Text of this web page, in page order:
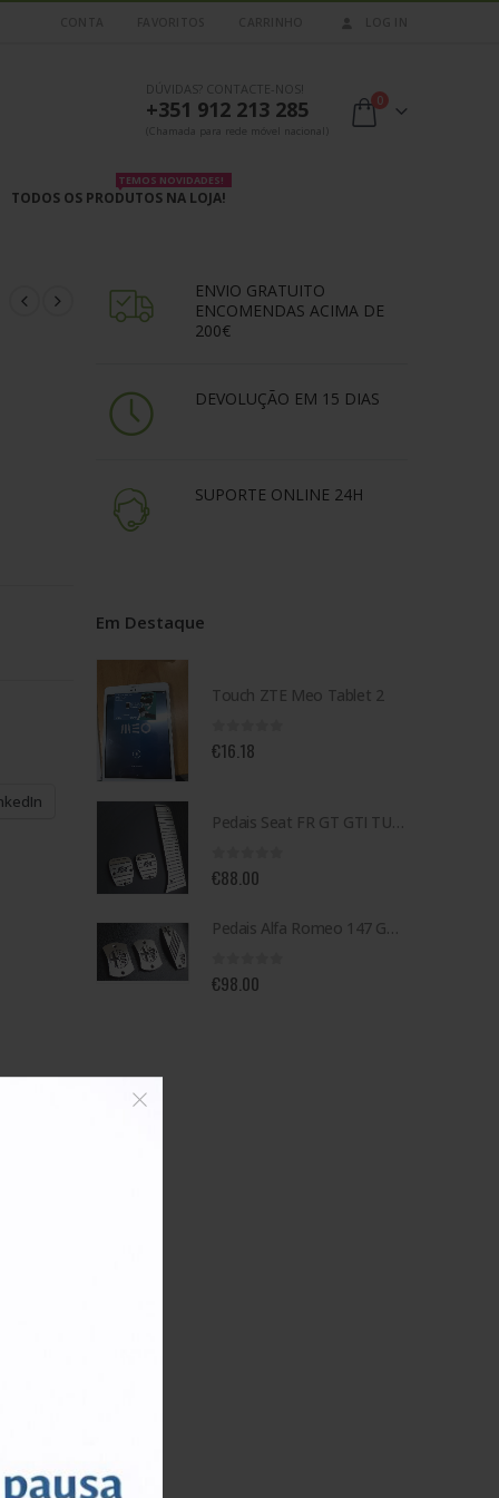
DÚVIDAS? CONTACTE-NOS!
+351 912 213 285
(Chamada para rede móvel nacional)
0
TODOS OS PRODUTOS NA LOJA!
TEMOS NOVIDADES!
ENVIO GRATUITO
ENCOMENDAS ACIMA DE
200€
DEVOLUÇÃO EM 15 DIAS
SUPORTE ONLINE 24H
Em Destaque
Touch ZTE Meo Tablet 2
0out of 5
€16.18
Pedais Seat FR GT GTI TURBO TDI TFSI
0out of 5
€88.00
Pedais Alfa Romeo 147 GT GTA JTD
0 out of 5
€98.00